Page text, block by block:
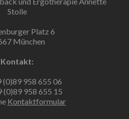
Stolle
Platz 6
München
Kontakt:
(0)89 958 655 06
(0)89 958 655 15
Kontaktformular